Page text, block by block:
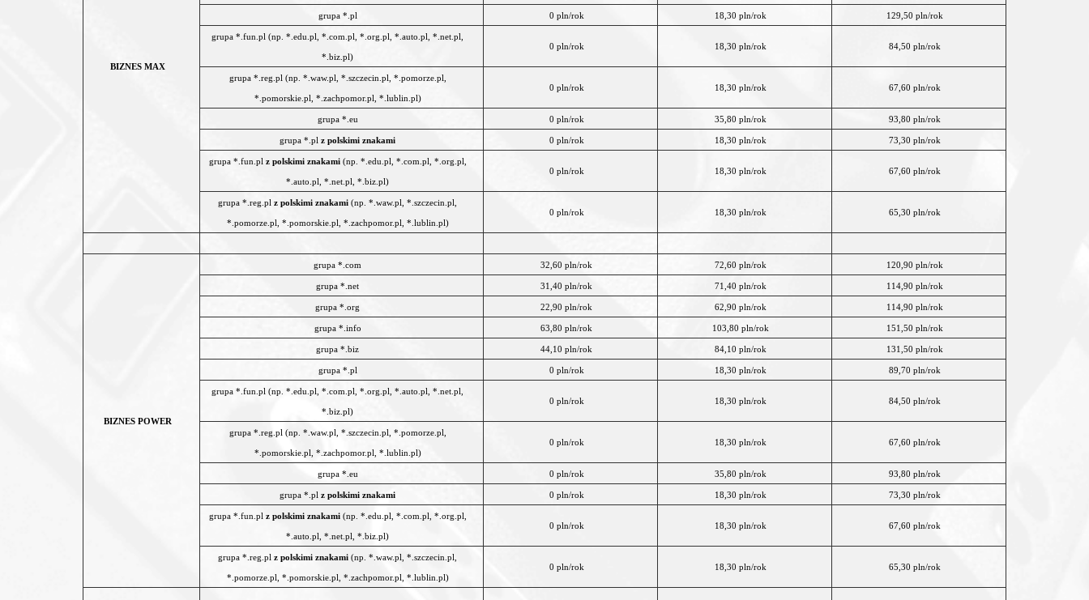
BIZNES MAX
grupa *.pl 0 pln/rok 18,30 pln/rok 129,50 pln/rok
grupa *.fun.pl (np. *.edu.pl, *.com.pl, *.org.pl, *.auto.pl, *.net.pl,
*.biz.pl)
0 pln/rok 18,30 pln/rok 84,50 pln/rok
grupa *.reg.pl (np. *.waw.pl, *.szczecin.pl, *.pomorze.pl,
*.pomorskie.pl, *.zachpomor.pl, *.lublin.pl)
0 pln/rok 18,30 pln/rok 67,60 pln/rok
grupa *.eu 0 pln/rok 35,80 pln/rok 93,80 pln/rok
grupa *.pl z polskimi znakami 0 pln/rok 18,30 pln/rok 73,30 pln/rok
grupa *.fun.pl z polskimi znakami(np. *.edu.pl, *.com.pl, *.org.pl,
*.auto.pl, *.net.pl, *.biz.pl)
0 pln/rok 18,30 pln/rok 67,60 pln/rok
grupa *.reg.pl z polskimi znakami (np. *.waw.pl, *.szczecin.pl,
*.pomorze.pl, *.pomorskie.pl, *.zachpomor.pl, *.lublin.pl)
0 pln/rok 18,30 pln/rok 65,30 pln/rok
BIZNES POWER
grupa *.com 32,60 pln/rok 72,60 pln/rok 120,90 pln/rok
grupa *.net 31,40 pln/rok 71,40 pln/rok 114,90 pln/rok
grupa *.org 22,90 pln/rok 62,90 pln/rok 114,90 pln/rok
grupa *.info 63,80 pln/rok 103,80 pln/rok 151,50 pln/rok
grupa *.biz 44,10 pln/rok 84,10 pln/rok 131,50 pln/rok
grupa *.pl 0 pln/rok 18,30 pln/rok 89,70 pln/rok
grupa *.fun.pl (np. *.edu.pl, *.com.pl, *.org.pl, *.auto.pl, *.net.pl,
*.biz.pl)
0 pln/rok 18,30 pln/rok 84,50 pln/rok
grupa *.reg.pl (np. *.waw.pl, *.szczecin.pl, *.pomorze.pl,
*.pomorskie.pl, *.zachpomor.pl, *.lublin.pl)
0 pln/rok 18,30 pln/rok 67,60 pln/rok
grupa *.eu 0 pln/rok 35,80 pln/rok 93,80 pln/rok
grupa *.pl z polskimi znakami 0 pln/rok 18,30 pln/rok 73,30 pln/rok
grupa *.fun.pl z polskimi znakami(np. *.edu.pl, *.com.pl, *.org.pl,
*.auto.pl, *.net.pl, *.biz.pl)
0 pln/rok 18,30 pln/rok 67,60 pln/rok
grupa *.reg.pl z polskimi znakami (np. *.waw.pl, *.szczecin.pl,
*.pomorze.pl, *.pomorskie.pl, *.zachpomor.pl, *.lublin.pl)
0 pln/rok 18,30 pln/rok 65,30 pln/rok